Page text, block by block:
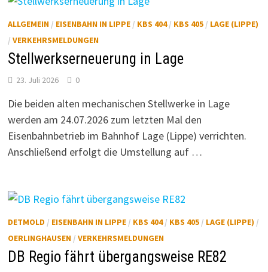
ALLGEMEIN/ EISENBAHN IN LIPPE/ KBS 404/ KBS 405/ LAGE (LIPPE)
/ VERKEHRSMELDUNGEN
Stellwerkserneuerung in Lage
23. Juli 2026 0
Die beiden alten mechanischen Stellwerke in Lage
werden am 24.07.2026 zum letzten Mal den
Eisenbahnbetrieb im Bahnhof Lage (Lippe) verrichten.
Anschließend erfolgt die Umstellung auf …
DETMOLD / EISENBAHN IN LIPPE/ KBS 404/ KBS 405/ LAGE (LIPPE) /
OERLINGHAUSEN/ VERKEHRSMELDUNGEN
DB Regio fährt übergangsweise RE82